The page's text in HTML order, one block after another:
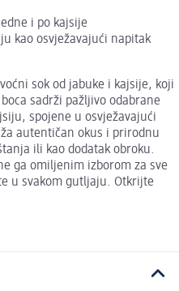
i po kajsije
kao osvježavajući napitak
sok od jabuke i kajsije, koji
sadrži pažljivo odabrane
spojene u osvježavajući
autentičan okus i prirodnu
ili kao dodatak obroku.
ga omiljenim izborom za sve
u svakom gutljaju. Otkrijte